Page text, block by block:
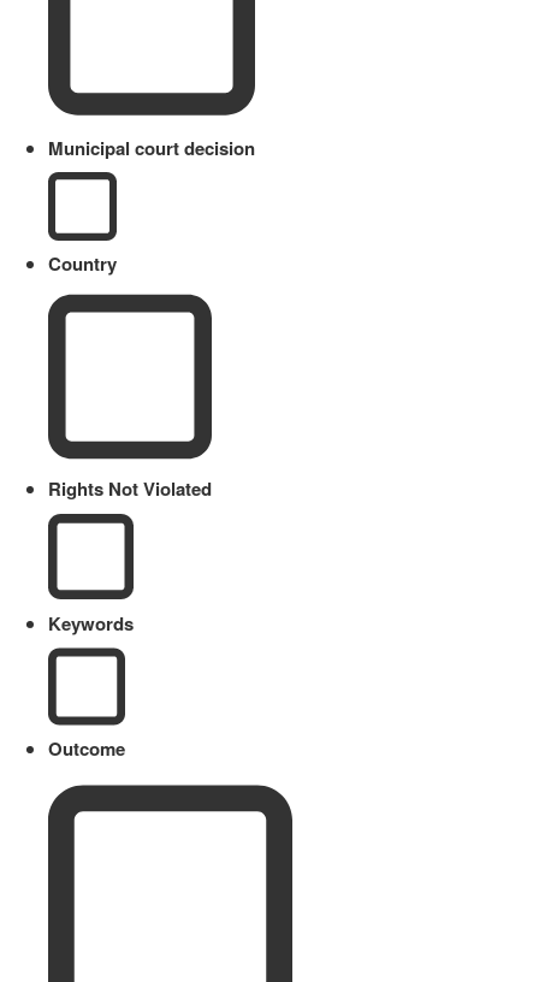
Municipal court decision
Country
Rights Not Violated
Keywords
Outcome